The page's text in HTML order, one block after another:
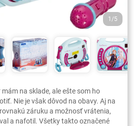
1/5
na sklade, ale ešte som ho
Nie je však dôvod na obavy. Aj na
záruku a možnosť vrátenia,
a nafotil. Všetky takto označené